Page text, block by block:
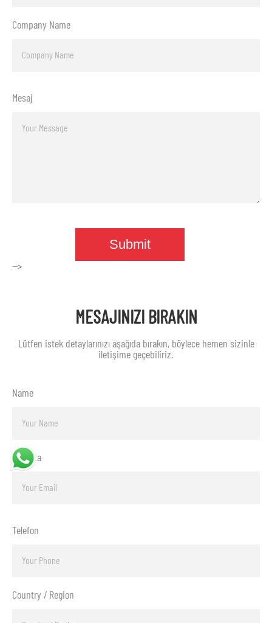
Company Name
Mesaj
-->
MESAJINIZI BIRAKIN
Lütfen istek detaylarınızı aşağıda bırakın, böylece hemen sizinle
iletişime geçebiliriz.
Name
E-posta
Telefon
Country / Region